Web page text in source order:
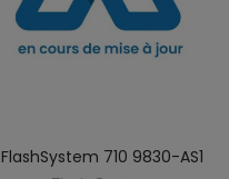
FlashSystem 710 9830-AS1